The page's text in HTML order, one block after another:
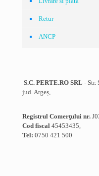
Retur
ANCP
S.C. PERTE.RO SRL - Str.
jud. Argeș,
Registrul Comerţului nr.
Cod fiscal 45453435,
Tel: 0750 421 500